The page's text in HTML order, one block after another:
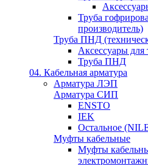
Труба
производитель)
Труба ПНД
Аксессуары
Труба ПНД
04. Кабельная арматура
Арматура ЛЭП
Арматура СИП
ENSTO
IEK
Остальное
Муфты кабельные
Муфты